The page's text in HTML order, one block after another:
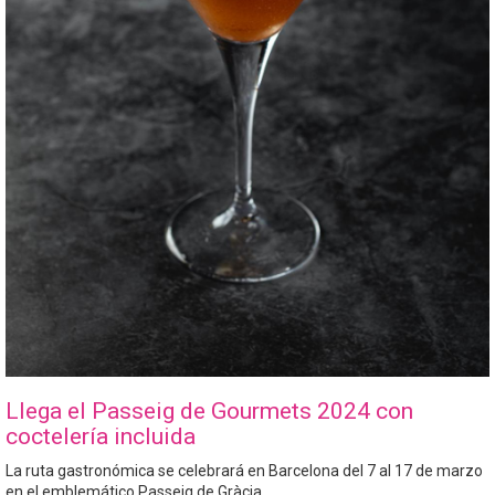
Llega el Passeig de Gourmets 2024 con
coctelería incluida
La ruta gastronómica se celebrará en Barcelona del 7 al 17 de marzo